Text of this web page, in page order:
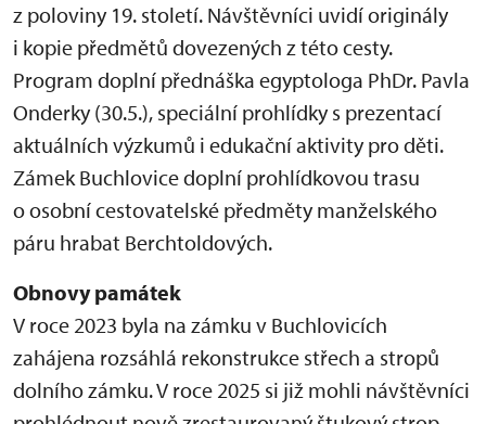
z poloviny 19. století. Návštěvníci uvidí originály
i kopie předmětů dovezených z této cesty.
Program doplní přednáška egyptologa PhDr. Pavla
Onderky (30.5.), speciální prohlídky s prezentací
aktuálních výzkumů i edukační aktivity pro děti.
Zámek Buchlovice doplní prohlídkovou trasu
o osobní cestovatelské předměty manželského
páru hrabat Berchtoldových.
Obnovy památek
V roce 2023 byla na zámku v Buchlovicích
zahájena rozsáhlá rekonstrukce střech a stropů
dolního zámku. V roce 2025 si již mohli návštěvníci